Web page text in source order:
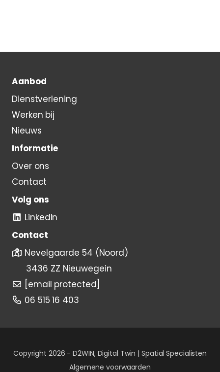
Aanbod
Dienstverlening
Werken bij
Nieuws
Informatie
Over ons
Contact
Volg ons
LinkedIn
Contact
Nevelgaarde 54 (Noord)
3436 ZZ Nieuwegein
[email protected]
06 515 16 403
Copyright 2026 -D2WIN, Digital Twin | Spatial Specialisten
Algemene voorwaarden